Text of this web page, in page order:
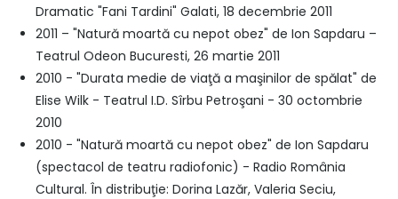
Dramatic "Fani Tardini" Galati, 18 decembrie 2011
2011 – "Natură moartă cu nepot obez" de Ion Sapdaru –
Teatrul Odeon Bucuresti, 26 martie 2011
2010 - "Durata medie de viaţă a maşinilor de spălat" de
Elise Wilk - Teatrul I.D. Sîrbu Petroşani - 30 octombrie
2010
2010 - "Natură moartă cu nepot obez" de Ion Sapdaru
(spectacol de teatru radiofonic) - Radio România
Cultural. În distribuţie: Dorina Lazăr, Valeria Seciu,